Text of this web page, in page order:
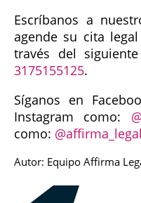
Escríbanos a
agende su cita
través del siguiente
3175155125.
Síganos en
Instagram como:
como: @affirma_legal
Autor: Equipo Affirma